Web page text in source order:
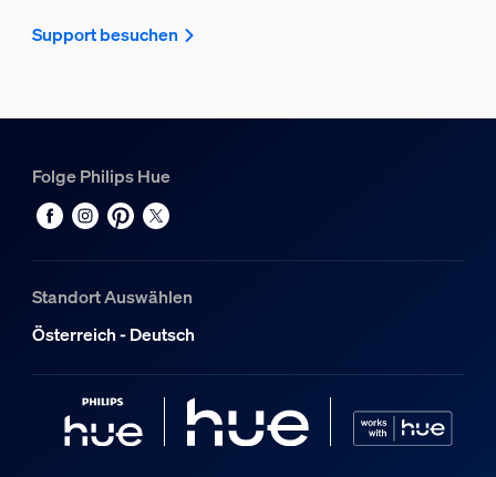
Support besuchen
Folge Philips Hue
Standort Auswählen
Österreich - Deutsch